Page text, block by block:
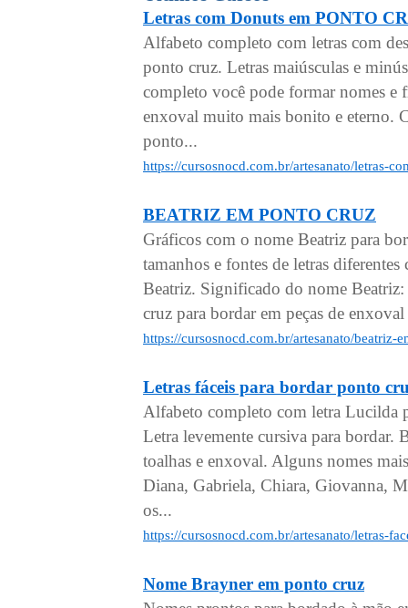
Letras com Donuts em PONTO
Alfabeto completo com letras com
ponto cruz. Letras maiúsculas e
completo você pode formar nomes e
enxoval muito mais bonito e eterno.
ponto...
https://cursosnocd.com.br/artesanato/letras-
BEATRIZ EM PONTO CRUZ
Gráficos com o nome Beatriz para
tamanhos e fontes de letras
Beatriz. Significado do nome
cruz para bordar em peças de
https://cursosnocd.com.br/artesanato/beatriz-
Letras fáceis para bordar ponto
Alfabeto completo com letra Lucilda
Letra levemente cursiva para bordar.
toalhas e enxoval. Alguns nomes
Diana, Gabriela, Chiara, Giovanna,
os...
https://cursosnocd.com.br/artesanato/letras-
Nome Brayner em ponto cruz